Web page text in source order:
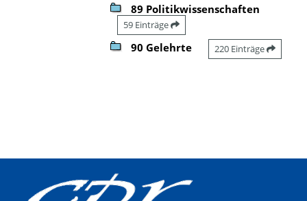
89 Politikwissenschaften
59 Einträge
90 Gelehrte 220 Einträge